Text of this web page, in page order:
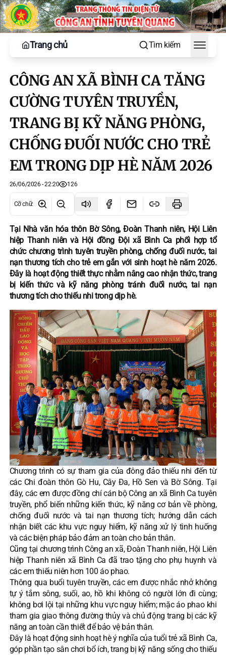
Trang chủ Tìm kiếm
Toggle
CÔNG AN XÃ BÌNH CA TĂNG
CƯỜNG TUYÊN TRUYỀN,
TRANG BỊ KỸ NĂNG PHÒNG,
CHỐNG ĐUỐI NƯỚC CHO TRẺ
EM TRONG DỊP HÈ NĂM 2026
26/06/2026 - 22:20 126
Cỡ chữ:
Tại Nhà văn hóa thôn Bờ Sông, Đoàn Thanh niên, Hội Liên
hiệp Thanh niên và Hội đồng Đội xã Bình Ca phối hợp tổ
chức chương trình tuyên truyền phòng, chống đuối nước, tai
nạn thương tích cho trẻ em gắn với sinh hoạt hè năm 2026.
Đây là hoạt động thiết thực nhằm nâng cao nhận thức, trang
bị kiến thức và kỹ năng phòng tránh đuối nước, tai nạn
thương tích cho thiếu nhi trong dịp hè.
Chương trình có sự tham gia của đông đảo thiếu nhi đến từ
các Chi đoàn thôn Gò Hu, Cây Đa, Hồ Sen và Bờ Sông. Tại
đây, các em được đồng chí cán bộ Công an xã Bình Ca tuyên
truyền, phổ biến những kiến thức, kỹ năng cơ bản về phòng,
chống đuối nước và tai nạn thương tích; hướng dẫn cách
nhận biết các khu vực nguy hiểm, kỹ năng xử lý tình huống
và các biện pháp bảo đảm an toàn cho bản thân.
Cũng tại chương trình Công an xã, Đoàn Thanh niên, Hội Liên
hiệp Thanh niên xã Bình Ca đã trao tặng cho phụ huynh và
các em thiếu niên hơn 100 áo phao.
Thông qua buổi tuyên truyền, các em được nhắc nhở không
tự ý tắm sông, suối, ao, hồ khi không có người lớn đi cùng;
không bơi lội tại những khu vực nguy hiểm; mặc áo phao khi
tham gia giao thông đường thủy và chủ động trang bị các kỹ
năng an toàn cần thiết để bảo vệ bản thân.
Đây là hoạt động sinh hoạt hè ý nghĩa của tuổi trẻ xã Bình Ca,
góp phần tạo sân chơi bổ ích, trang bị kỹ năng sống cho thiếu